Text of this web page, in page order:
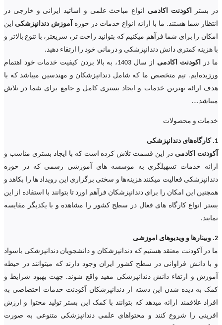
در بستر اکودنت اکادمی انواع مباحث علمی و اساتید ایرانی و خارجی در
انتظار شما هستند. ما با ارائه انواع خدمات در حوزه آموزش دندانپزشکی این
امکان را برای شما فرآهم میکنیم که بتوانید راحت تر، سریعتر، با تنوع بالاتر و
با هزینه کمتری دانش دندانپزشکی و درمانی خود را ارتقاء دهید.
ما در اکودنت اکادمی
از سال 1403، به بالا بردن کیفیت خدمات خود اهتمام
ورزیده‌‌ایم. تیم متخصص ما که شامل دندانپزشکان و مهندسین میباشد که با
هدف ارائه بهترین خدمات و ایجاد بستری کامل و جامع برای شما در تلاش
میباشد.…
خدمات و محصولات
1. کارگاه‌های دندانپزشکی
آکودنت اکادمی در این قسمت تلاش کرده است که با ایجاد بستری مناسب و
ارائه خدمات تسهیلگری به موسسه های آموزشی رسمی که در حوزه
دندانپزشکی فعالیت میکنند هزینه‌ها و سختی برگزاری این رویداد ها را بکاهد و
همچنین این امکان را برای دندانپزشکان فرآهم اورد تا بتوانند با استفاده از این
بستر انواع کارگاه های فعال در سطح کشور را مشاهده و با یکدیگر مقایسه
نمایند.
2. وبینارها و ویدیوهای اموزشی
ما در آکودنت معتقد هستیم که دندانپزشکان و دانشجویان دندانپزشکی باسواد
و با دانش فراوانی در سطح کشور ایران وجود دارند که میتوانند در حیطه
آموزش و ارتقاء دانش دندانپزشکی مفید واقع شوند. جهت بهبود شرایط و
کمک به دیده شدن این دسته از دندانپزشکان آکودنت خدمات اختصاصی به
افراد علاقمند ارائه میدهد که بتوانند با کمک این بستر تولید محتوا و ارزش
افرینی را شروع کنند و محتواهای علمی دندانپزشکی متنوعی به صورت